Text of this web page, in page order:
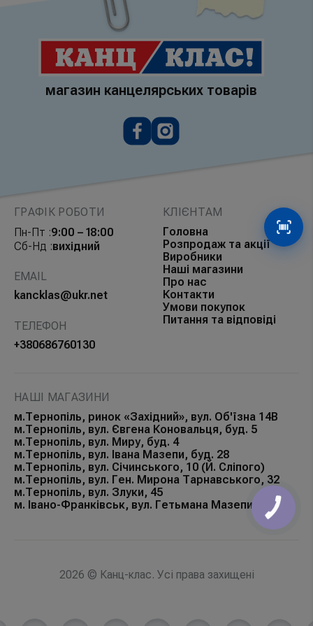
магазин канцелярських товарів
ГРАФІК РОБОТИ
Пн-Пт :9:00 – 18:00
Сб-Нд :вихідний
EMAIL
kancklas@ukr.net
ТЕЛЕФОН
+380686760130
КЛІЄНТАМ
Головна
Розпродаж та акції
Виробники
Наші магазини
Про нас
Контакти
Умови покупок
Питання та відповіді
НАШІ МАГАЗИНИ
м.Тернопіль, ринок «Західний», вул. Об'їзна 14В
м.Тернопіль, вул. Євгена Коновальця, буд. 5
м.Тернопіль, вул. Миру, буд. 4
м.Тернопіль, вул. Івана Мазепи, буд. 28
м.Тернопіль, вул. Січинського, 10 (Й. Сліпого)
м.Тернопіль, вул. Ген. Мирона Тарнавського, 32
м.Тернопіль, вул. Злуки, 45
м. Івано-Франківськ, вул. Гетьмана Мазепи, 168Б
2026 © Канц-клас. Усі права захищені
КНОПКА
ЗВ'ЯЗКУ